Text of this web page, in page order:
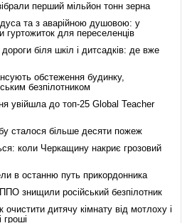
перший мільйон тонн зерна
та з аварійною душовою: у
гуртожиток для переселенців
біля шкіл і дитсадків: де вже
обстеження будинку,
безпілотником
увійшла до топ-25 Global Teacher
сталося більше десяти пожеж
коли Черкащину накриє грозовий
в останню путь прикордонника
знищили російський безпілотник
очистити дитячу кімнату від мотлоху і
гроші